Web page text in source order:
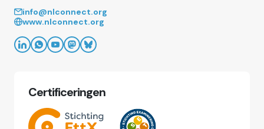
info@nlconnect.org
www.nlconnect.org
Certificeringen